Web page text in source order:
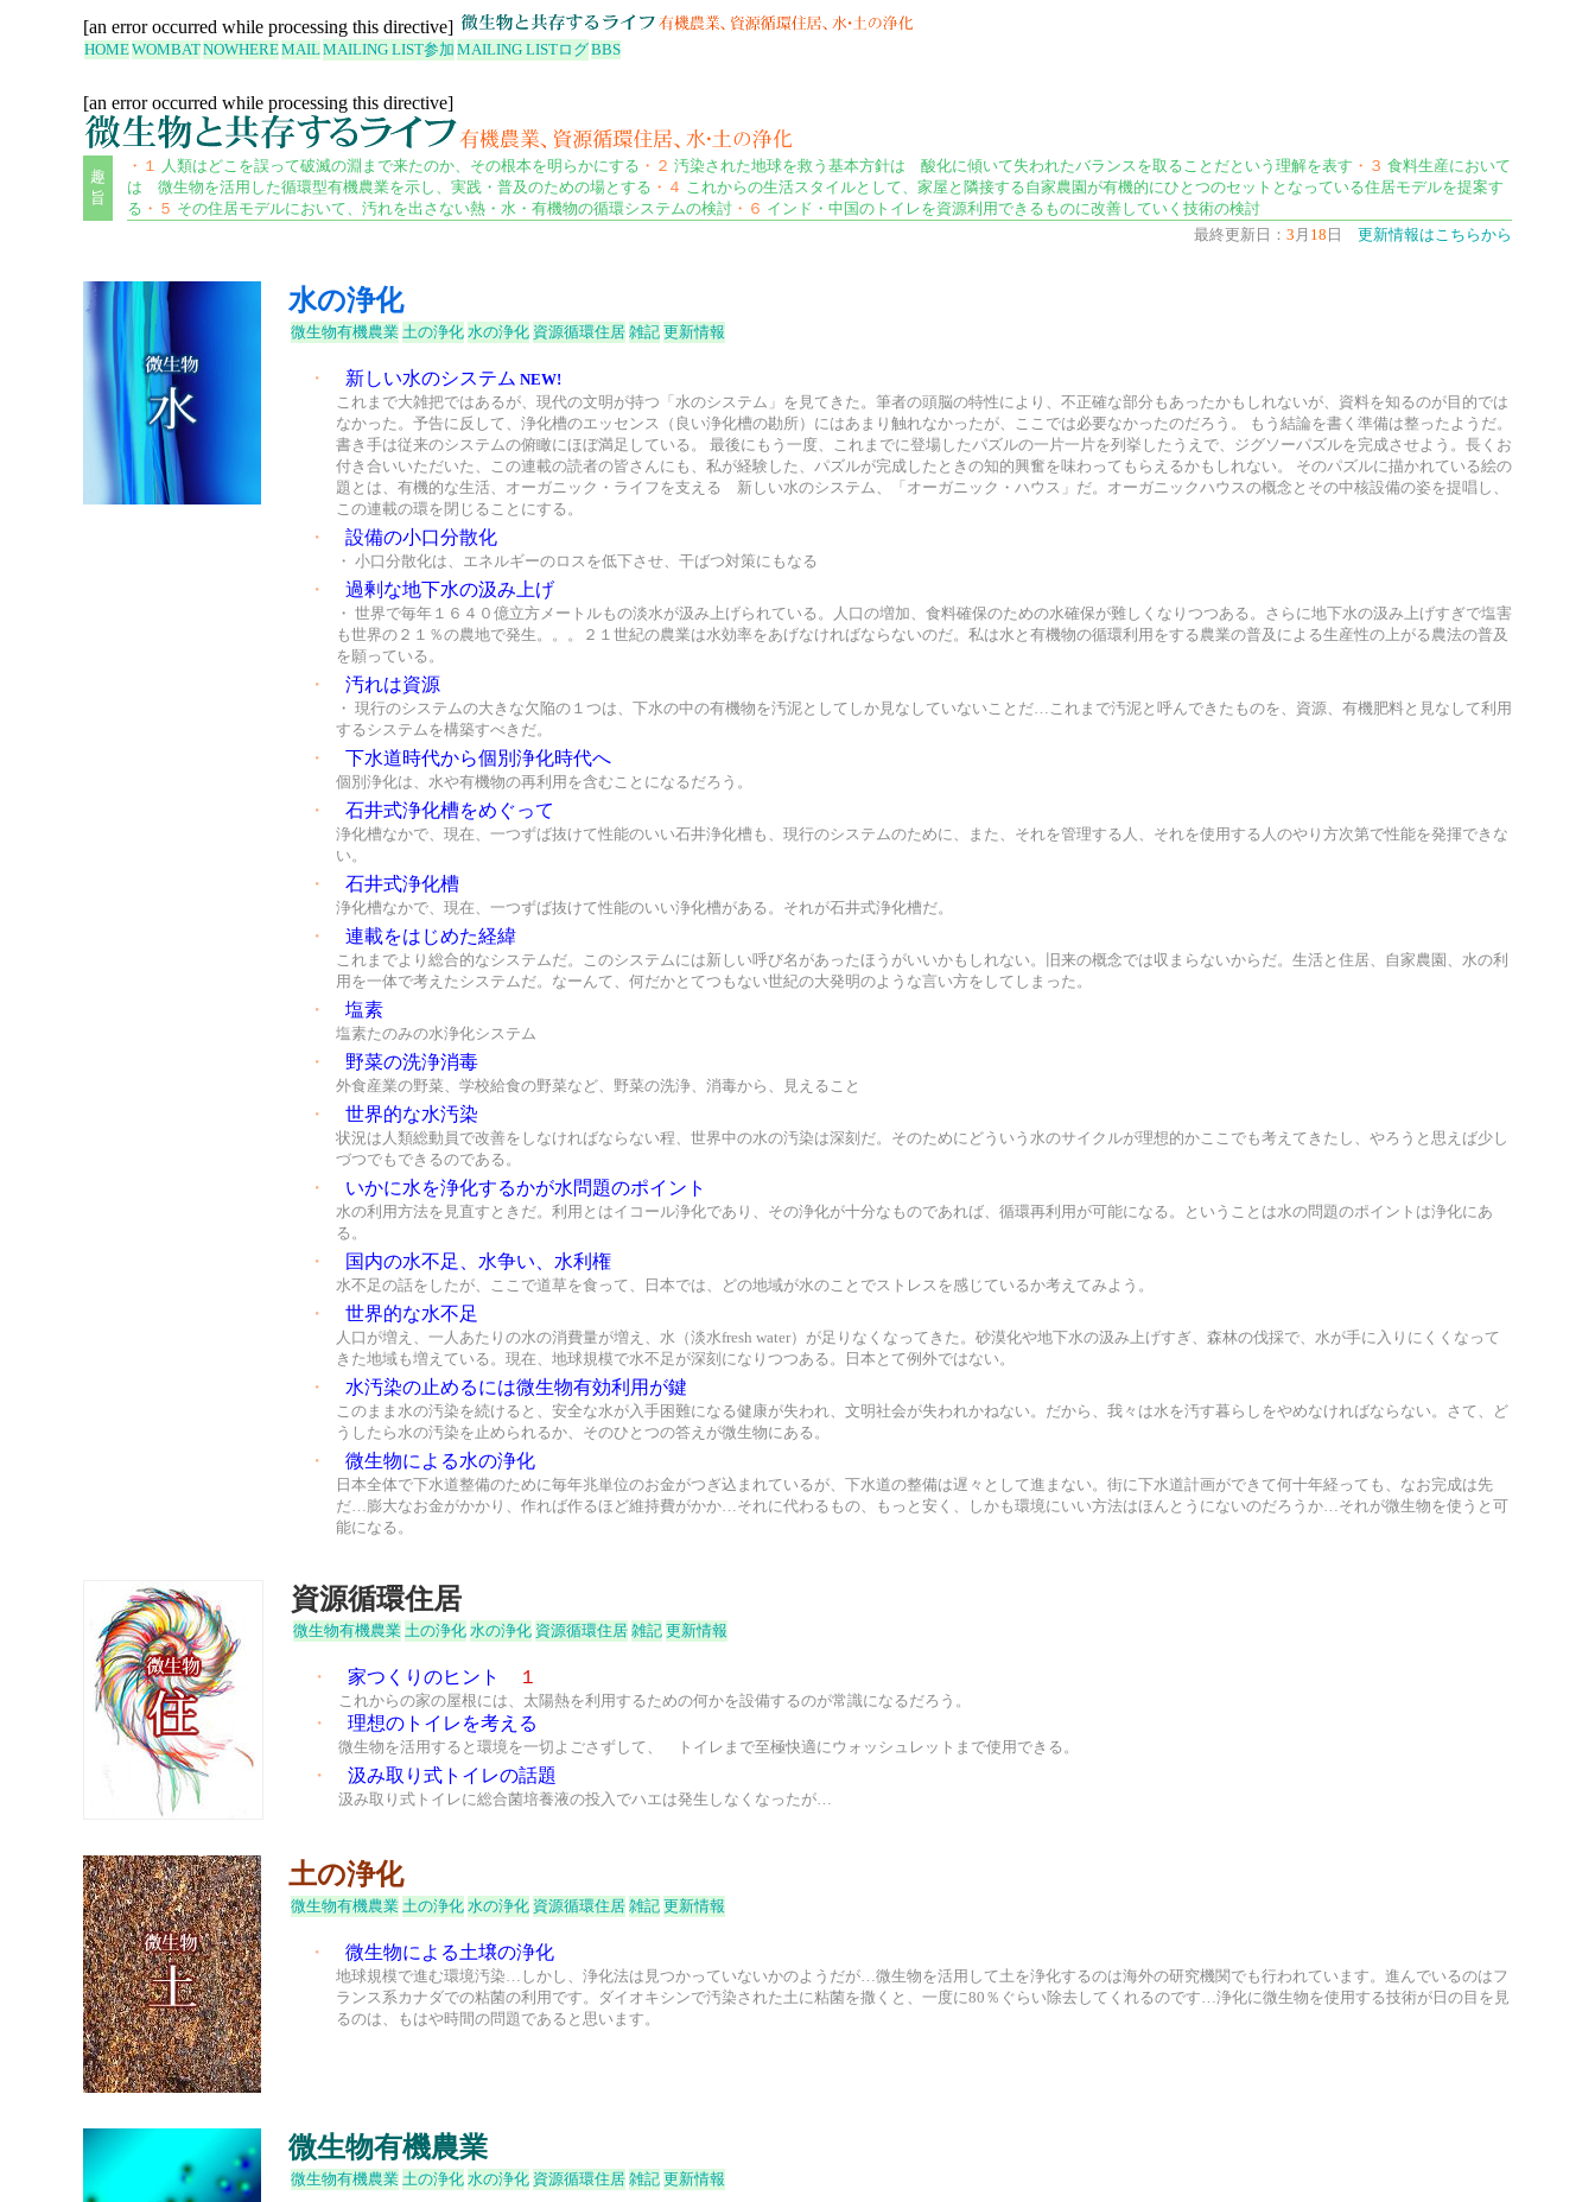
[an error occurred while processing this directive]
HOMEWOMBATNOWHEREMAILMAILING LIST参加 MAILING LISTログBBS
[an error occurred while processing this directive]
趣
旨
・１ 人類はどこを誤って破滅の淵まで来たのか、その根本を明らかにする ・２ 汚染された地球を救う基本方針は 酸化に傾いて失われたバランスを取ることだという理解を表す ・３ 食料生産において
は 微生物を活用した循環型有機農業を示し、実践・普及のための場とする ・４ これからの生活スタイルとして、家屋と隣接する自家農園が有機的にひとつのセットとなっている住居モデルを提案す
る ・５ その住居モデルにおいて、汚れを出さない熱・水・有機物の循環システムの検討 ・６ インド・中国のトイレを資源利用できるものに改善していく技術の検討
最終更新日： 3 月 18 日 更新情報はこちらから
水の浄化
微生物有機農業 土の浄化 水の浄化 資源循環住居 雑記 更新情報
・ 新しい水のシステム NEW!
これまで大雑把ではあるが、現代の文明が持つ「水のシステム」を見てきた。筆者の頭脳の特性により、不正確な部分もあったかもしれないが、資料を知るのが目的では
なかった。予告に反して、浄化槽のエッセンス（良い浄化槽の勘所）にはあまり触れなかったが、ここでは必要なかったのだろう。 もう結論を書く準備は整ったようだ。
書き手は従来のシステムの俯瞰にほぼ満足している。 最後にもう一度、これまでに登場したパズルの一片一片を列挙したうえで、ジグソーパズルを完成させよう。長くお
付き合いいただいた、この連載の読者の皆さんにも、私が経験した、パズルが完成したときの知的興奮を味わってもらえるかもしれない。 そのパズルに描かれている絵の
題とは、有機的な生活、オーガニック・ライフを支える 新しい水のシステム、「オーガニック・ハウス」だ。オーガニックハウスの概念とその中核設備の姿を提唱し、
この連載の環を閉じることにする。
・ 設備の小口分散化
・ 小口分散化は、エネルギーのロスを低下させ、干ばつ対策にもなる
・ 過剰な地下水の汲み上げ
・ 世界で毎年１６４０億立方メートルもの淡水が汲み上げられている。人口の増加、食料確保のための水確保が難しくなりつつある。さらに地下水の汲み上げすぎで塩害
も世界の２１％の農地で発生。。。２１世紀の農業は水効率をあげなければならないのだ。私は水と有機物の循環利用をする農業の普及による生産性の上がる農法の普及
を願っている。
・ 汚れは資源
・ 現行のシステムの大きな欠陥の１つは、下水の中の有機物を汚泥としてしか見なしていないことだ…これまで汚泥と呼んできたものを、資源、有機肥料と見なして利用
するシステムを構築すべきだ。
・ 下水道時代から個別浄化時代へ
個別浄化は、水や有機物の再利用を含むことになるだろう。
・ 石井式浄化槽をめぐって
浄化槽なかで、現在、一つずば抜けて性能のいい石井浄化槽も、現行のシステムのために、また、それを管理する人、それを使用する人のやり方次第で性能を発揮できな
い。
・ 石井式浄化槽
浄化槽なかで、現在、一つずば抜けて性能のいい浄化槽がある。それが石井式浄化槽だ。
・ 連載をはじめた経緯
これまでより総合的なシステムだ。このシステムには新しい呼び名があったほうがいいかもしれない。旧来の概念では収まらないからだ。生活と住居、自家農園、水の利
用を一体で考えたシステムだ。なーんて、何だかとてつもない世紀の大発明のような言い方をしてしまった。
・ 塩素
塩素たのみの水浄化システム
・ 野菜の洗浄消毒
外食産業の野菜、学校給食の野菜など、野菜の洗浄、消毒から、見えること
・ 世界的な水汚染
状況は人類総動員で改善をしなければならない程、世界中の水の汚染は深刻だ。そのためにどういう水のサイクルが理想的かここでも考えてきたし、やろうと思えば少し
づつでもできるのである。
・ いかに水を浄化するかが水問題のポイント
水の利用方法を見直すときだ。利用とはイコール浄化であり、その浄化が十分なものであれば、循環再利用が可能になる。ということは水の問題のポイントは浄化にあ
る。
・ 国内の水不足、水争い、水利権
水不足の話をしたが、ここで道草を食って、日本では、どの地域が水のことでストレスを感じているか考えてみよう。
・ 世界的な水不足
人口が増え、一人あたりの水の消費量が増え、水（淡水fresh water）が足りなくなってきた。砂漠化や地下水の汲み上げすぎ、森林の伐採で、水が手に入りにくくなって
きた地域も増えている。現在、地球規模で水不足が深刻になりつつある。日本とて例外ではない。
・ 水汚染の止めるには微生物有効利用が鍵
このまま水の汚染を続けると、安全な水が入手困難になる健康が失われ、文明社会が失われかねない。だから、我々は水を汚す暮らしをやめなければならない。さて、ど
うしたら水の汚染を止められるか、そのひとつの答えが微生物にある。
・ 微生物による水の浄化
日本全体で下水道整備のために毎年兆単位のお金がつぎ込まれているが、下水道の整備は遅々として進まない。街に下水道計画ができて何十年経っても、なお完成は先
だ…膨大なお金がかかり、作れば作るほど維持費がかか…それに代わるもの、もっと安く、しかも環境にいい方法はほんとうにないのだろうか…それが微生物を使うと可
能になる。
資源循環住居
微生物有機農業 土の浄化 水の浄化 資源循環住居 雑記 更新情報
・ 家つくりのヒント １
これからの家の屋根には、太陽熱を利用するための何かを設備するのが常識になるだろう。
・ 理想のトイレを考える
微生物を活用すると環境を一切よごさずして、 トイレまで至極快適にウォッシュレットまで使用できる。
・ 汲み取り式トイレの話題
汲み取り式トイレに総合菌培養液の投入でハエは発生しなくなったが…
土の浄化
微生物有機農業 土の浄化 水の浄化 資源循環住居 雑記 更新情報
・ 微生物による土壌の浄化
地球規模で進む環境汚染…しかし、浄化法は見つかっていないかのようだが…微生物を活用して土を浄化するのは海外の研究機関でも行われています。進んでいるのはフ
ランス系カナダでの粘菌の利用です。ダイオキシンで汚染された土に粘菌を撒くと、一度に80％ぐらい除去してくれるのです…浄化に微生物を使用する技術が日の目を見
るのは、もはや時間の問題であると思います。
微生物有機農業
微生物有機農業 土の浄化 水の浄化 資源循環住居 雑記 更新情報